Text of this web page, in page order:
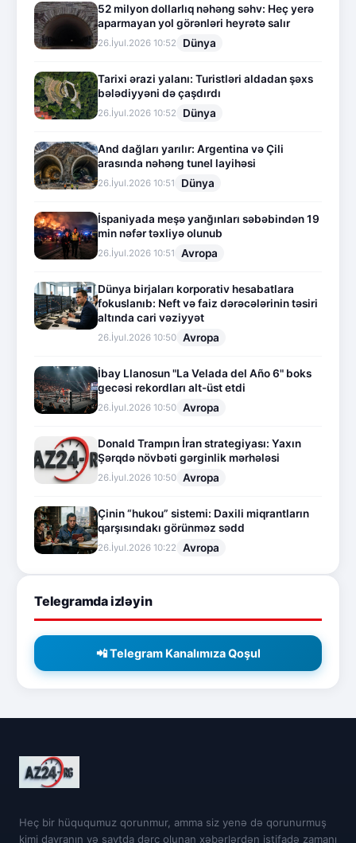
52 milyon dollarlıq nəhəng səhv: Heç yerə
aparmayan yol görənləri heyrətə salır
26.İyul.2026 10:52 Dünya
Tarixi ərazi yalanı: Turistləri aldadan şəxs
bələdiyyəni də çaşdırdı
26.İyul.2026 10:52 Dünya
And dağları yarılır: Argentina və Çili
arasında nəhəng tunel layihəsi
26.İyul.2026 10:51 Dünya
İspaniyada meşə yanğınları səbəbindən 19
min nəfər təxliyə olunub
26.İyul.2026 10:51 Avropa
Dünya birjaları korporativ hesabatlara
fokuslanıb: Neft və faiz dərəcələrinin təsiri
altında cari vəziyyət
26.İyul.2026 10:50 Avropa
İbay Llanosun "La Velada del Año 6" boks
gecəsi rekordları alt-üst etdi
26.İyul.2026 10:50 Avropa
Donald Trampın İran strategiyası: Yaxın
Şərqdə növbəti gərginlik mərhələsi
26.İyul.2026 10:50 Avropa
Çinin “hukou” sistemi: Daxili miqrantların
qarşısındakı görünməz sədd
26.İyul.2026 10:22 Avropa
Telegramda izləyin
📲 Telegram Kanalımıza Qoşul
Heç bir hüququmuz qorunmur, amma siz yenə də qorunurmuş
kimi davranın və saytda dərc olunan xəbərlərdən istifadə zamanı